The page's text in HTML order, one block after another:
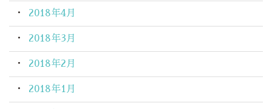
2018年4月
2018年3月
2018年2月
2018年1月